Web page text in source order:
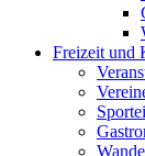
Freizeit und